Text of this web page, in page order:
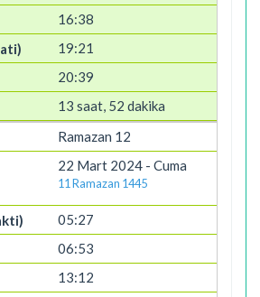
16:38
19:21
20:39
13 saat, 52 dakika
Ramazan 12
22 Mart 2024 - Cuma
11 Ramazan 1445
05:27
06:53
13:12